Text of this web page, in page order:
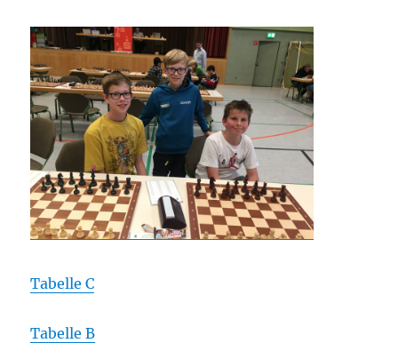
Tabelle C
Tabelle B